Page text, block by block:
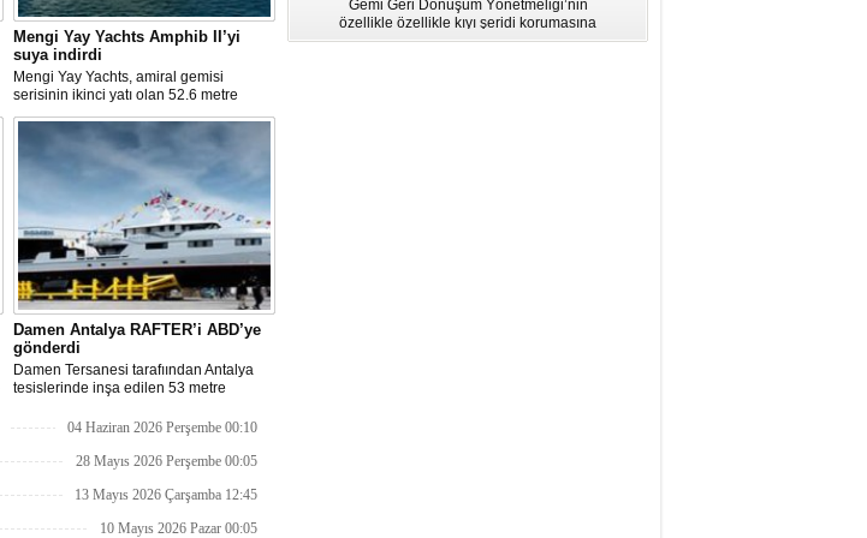
Mengi Yay Yachts Amphib II’yi
suya indirdi
Mengi Yay Yachts, amiral gemisi
serisinin ikinci yatı olan 52.6 metre
uzunluğundaki Amphib II’yi,
İstanbul’daki Tuzla tersanelerinde
başarıyla denize indirildi.
Damen Antalya RAFTER’i ABD’ye
gönderdi
Damen Tersanesi tarafıından Antalya
tesislerinde inşa edilen 53 metre
gemisi ABD’ye doğru yola çıktı.
04 Haziran 2026 Perşembe 00:10
28 Mayıs 2026 Perşembe 00:05
13 Mayıs 2026 Çarşamba 12:45
10 Mayıs 2026 Pazar 00:05
Gemi Geri Dönüşüm Yönetmeliği’nin
özellikle özellikle kıyı şeridi korumasına
ilişkin hükümlere uymadığı için AB